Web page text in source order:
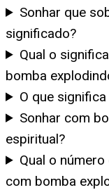
Sonhar que
significado?
Qual o
bomba
O que
Sonhar com
espiritual?
Qual o
com bomba